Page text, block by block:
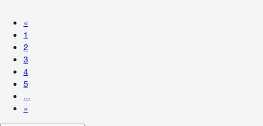
«
1
2
3
4
5
...
»